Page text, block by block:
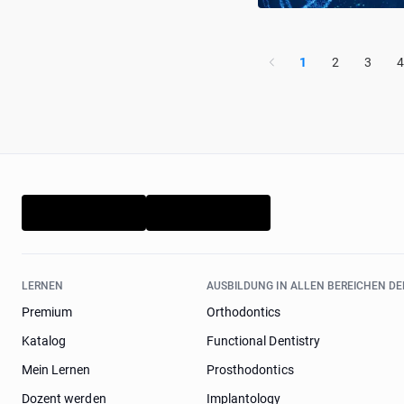
1 2 3 4
LERNEN
Premium
Katalog
Mein Lernen
Dozent werden
AUSBILDUNG IN ALLEN BEREICHEN
Orthodontics
Functional Dentistry
Prosthodontics
Implantology